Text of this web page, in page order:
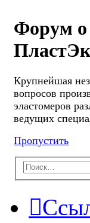
Форум о
Крупнейшая
вопросов
эластомеров
ведущих
Пропустить